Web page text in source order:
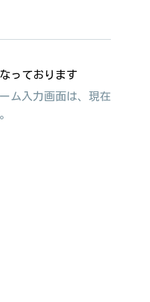
っております
ム入力画面は、現在